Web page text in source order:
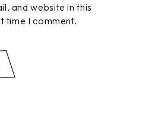
and website in this
time I comment.